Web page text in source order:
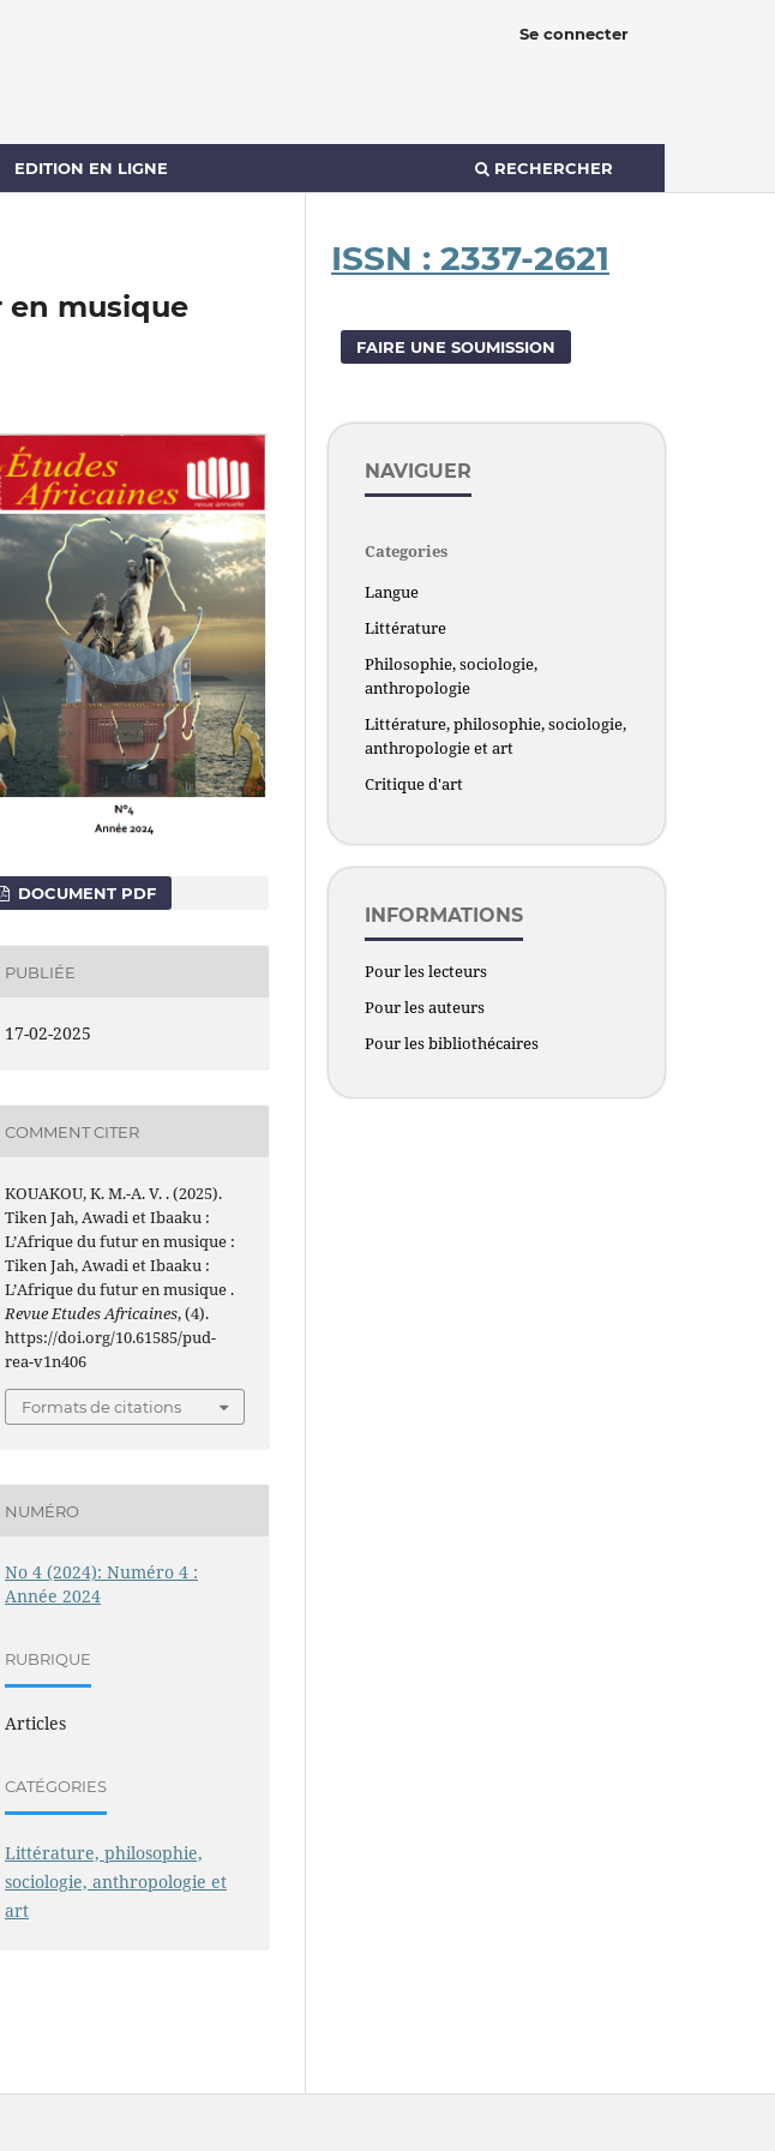
ISSN : 2337-2621
EDITION EN LIGNE RECHERCHER
Se connecter
en musique
DOCUMENT PDF
PUBLIÉE
17-02-2025
COMMENT CITER
KOUAKOU, K. M.-A. V. . (2025).
Tiken Jah, Awadi et Ibaaku :
L’Afrique du futur en musique :
Tiken Jah, Awadi et Ibaaku :
L’Afrique du futur en musique .
Revue Etudes Africaines, (4).
https://doi.org/10.61585/pud-
rea-v1n406
Formats de citations
NUMÉRO
No 4 (2024): Numéro 4 :
Année 2024
RUBRIQUE
Articles
CATÉGORIES
Littérature, philosophie,
sociologie, anthropologie et
art
FAIRE UNE SOUMISSION
NAVIGUER
Categories
Langue
Littérature
Philosophie, sociologie,
anthropologie
Littérature, philosophie, sociologie,
anthropologie et art
Critique d'art
INFORMATIONS
Pour les lecteurs
Pour les auteurs
Pour les bibliothécaires